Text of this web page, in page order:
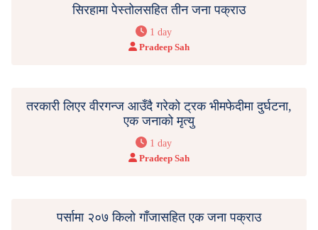
सिरहामा पेस्तोलसहित तीन जना पक्राउ
1 day
Pradeep Sah
तरकारी लिएर वीरगन्ज आउँदै गरेको ट्रक भीमफेदीमा दुर्घटना,
एक जनाको मृत्यु
1 day
Pradeep Sah
पर्सामा २०७ किलो गाँजासहित एक जना पक्राउ